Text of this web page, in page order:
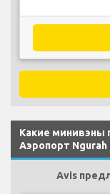
Какие минивэны
Аэропорт Ngurah
Avis